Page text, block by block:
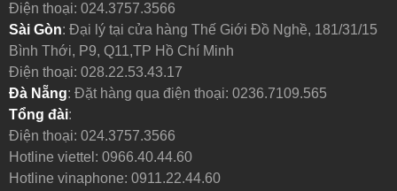
Điện thoại: 024.3757.3566
Sài Gòn: Đại lý tại cửa hàng Thế Giới Đồ Nghề, 181/31/15
Bình Thới, P9, Q11,TP Hồ Chí Minh
Điện thoại: 028.22.53.43.17
Đà Nẵng: Đặt hàng qua điện thoại: 0236.7109.565
Tổng đài:
Điện thoại: 024.3757.3566
Hotline viettel: 0966.40.44.60
Hotline vinaphone: 0911.22.44.60